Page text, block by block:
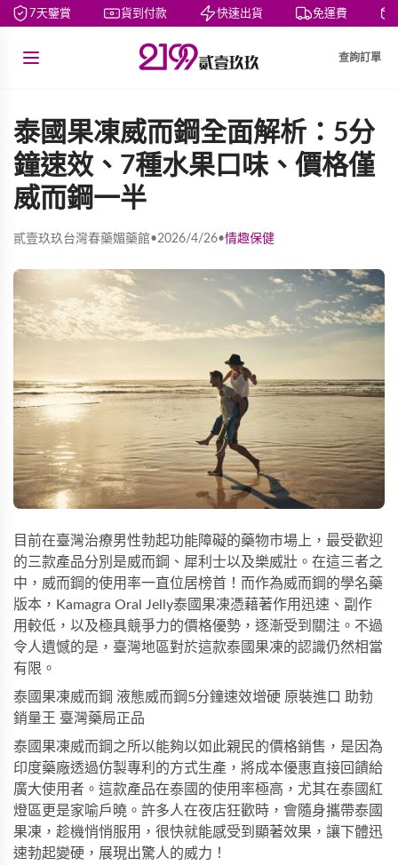
7天鑒賞 貨到付款 快速出貨 免運費
查詢訂單
泰國果凍威而鋼全面解析：5分
鐘速效、7種水果口味、價格僅
威而鋼一半
貳壹玖玖台灣春藥媚藥館•2026/4/26•情趣保健
目前在臺灣治療男性勃起功能障礙的藥物市場上，最受歡迎
的三款產品分別是威而鋼、犀利士以及樂威壯。在這三者之
中，威而鋼的使用率一直位居榜首！而作為威而鋼的學名藥
版本， Kamagra Oral Jelly泰國果凍憑藉著作用迅速、副作
用較低，以及極具競爭力的價格優勢，逐漸受到關注。不過
令人遺憾的是，臺灣地區對於這款泰國果凍的認識仍然相當
有限。
泰國果凍威而鋼 液態威而鋼5分鐘速效增硬 原裝進口 助勃
銷量王 臺灣藥局正品
泰國果凍威而鋼之所以能夠以如此親民的價格銷售，是因為
印度藥廠透過仿製專利的方式生產，將成本優惠直接回饋給
廣大使用者。這款產品在泰國的使用率極高，尤其在泰國紅
燈區更是家喻戶曉。許多人在夜店狂歡時，會隨身攜帶泰國
果凍，趁機悄悄服用，很快就能感受到顯著效果，讓下體迅
速勃起變硬，展現出驚人的威力！